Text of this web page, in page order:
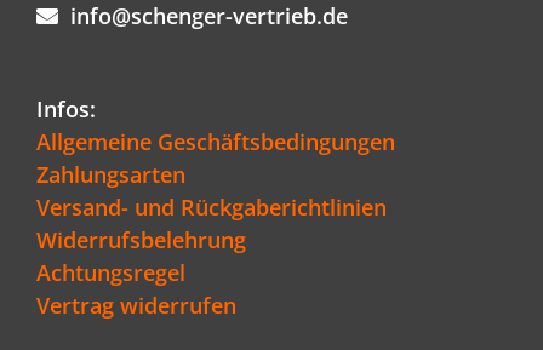
info@schenger-vertrieb.de
Infos:
Allgemeine Geschäftsbedingungen
Zahlungsarten
Versand- und Rückgaberichtlinien
Widerrufsbelehrung
Achtungsregel
Vertrag widerrufen